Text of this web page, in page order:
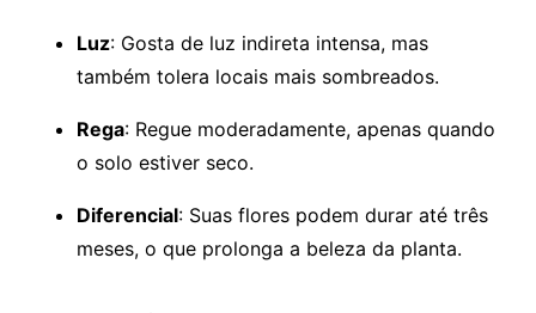
Luz: Gosta de luz indireta intensa, mas
também tolera locais mais sombreados.
Rega: Regue moderadamente, apenas quando
o solo estiver seco.
Diferencial: Suas flores podem durar até três
meses, o que prolonga a beleza da planta.